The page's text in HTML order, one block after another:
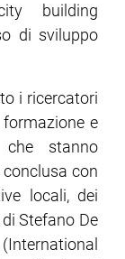
building
di sviluppo
i ricercatori
e
stanno
con
locali, dei
Stefano De